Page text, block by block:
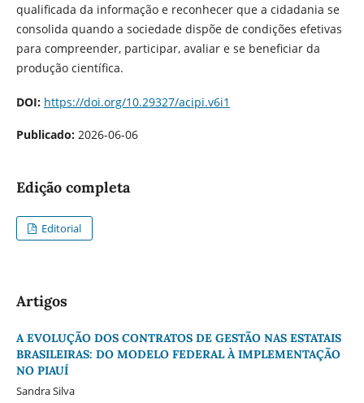
qualificada da informação e reconhecer que a cidadania se
consolida quando a sociedade dispõe de condições efetivas
para compreender, participar, avaliar e se beneficiar da
produção científica.
DOI: https://doi.org/10.29327/acipi.v6i1
Publicado: 2026-06-06
Edição completa
Editorial
Artigos
A EVOLUÇÃO DOS CONTRATOS DE GESTÃO NAS ESTATAIS
BRASILEIRAS: DO MODELO FEDERAL À IMPLEMENTAÇÃO
NO PIAUÍ
Sandra Silva